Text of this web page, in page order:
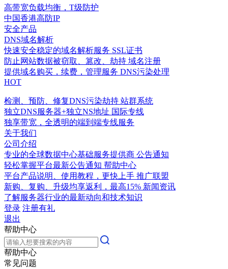
高带宽负载均衡，T级防护
中国香港高防IP
安全产品
DNS域名解析
快速安全稳定的域名解析服务 SSL证书
防止网站数据被窃取、篡改、劫持 域名注册
提供域名购买，续费，管理服务 DNS污染处理
HOT
检测、预防、修复DNS污染劫持 站群系统
独立DNS服务器+独立NS地址 国际专线
独享带宽，全透明的端到端专线服务
关于我们
公司介绍
专业的全球数据中心基础服务提供商 公告通知
轻松掌握平台最新公告通知 帮助中心
平台产品说明、使用教程，更快上手 推广联盟
新购、复购、升级均享返利，最高15% 新闻资讯
了解服务器行业的最新动向和技术知识
登录 注册有礼
退出
帮助中心
帮助中心
常见问题